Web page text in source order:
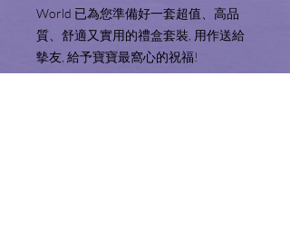
World 已為您準備好一套超值、高品
質、舒適又實用的禮盒套裝, 用作送給
摰友, 給予寶寶最窩心的祝福!